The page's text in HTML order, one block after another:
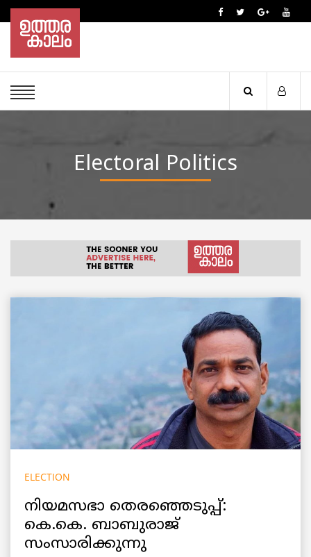
Electoral Politics
ELECTION
നിയമസഭാ തെരഞ്ഞെടുപ്പ്:
കെ.കെ. ബാബുരാജ്
സംസാരിക്കുന്നു